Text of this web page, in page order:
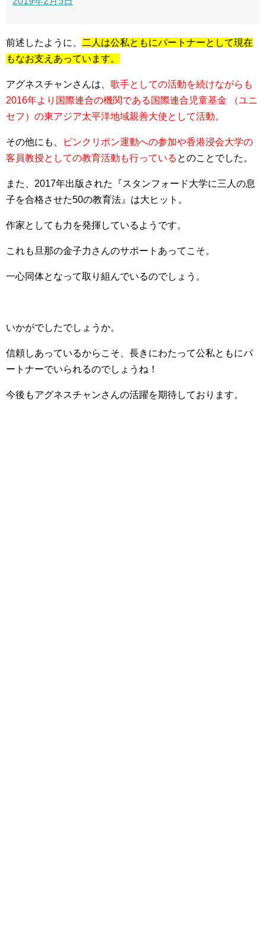
前述したように、
二人は公私ともにパートナーとして現在
もなお支えあっています。
アグネスチャンさんは、 歌手としての活動を続けながらも
2016年より国際連合の機関である国際連合児童基金 （ユニ
セフ）の東アジア太平洋地域親善大使として活動。
その他にも、
ピンクリボン運動への参加や香港浸会大学の
客員教授としての教育活動も行っている とのことでした。
また、2017年出版された
『スタンフォード大学に三人の息
子を合格させた50の教育法』 は大ヒット。
作家としても力を発揮しているようです。
これも旦那の金子力さんのサポートあってこそ。
一心同体となって取り組んでいるのでしょう。
いかがでしたでしょうか。
信頼しあっているからこそ、長きにわたって公私ともにパ
ートナーでいられるのでしょうね！
今後もアグネスチャンさんの活躍を期待しております。